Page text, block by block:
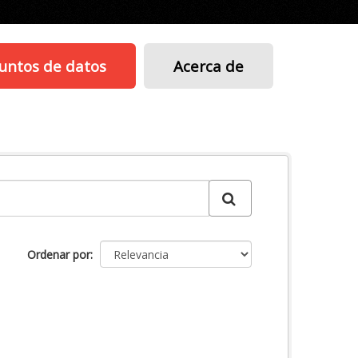
de datos Acerca de
Ordenar por